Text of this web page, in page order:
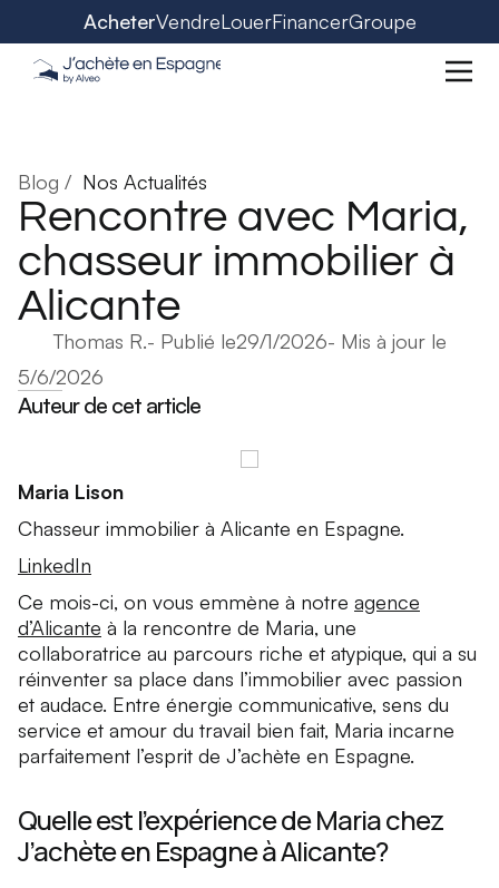
AcheterVendreLouerFinancerGroupe
Blog / Nos Actualités
Rencontre avec Maria,
chasseur immobilier à
Alicante
Thomas R.- Publié le29/1/2026- Mis à jour le
5/6/2026
Auteur de cet article
Maria Lison
Chasseur immobilier à Alicante en Espagne.
LinkedIn
Ce mois-ci, on vous emmène à notre agence
d’Alicante à la rencontre de Maria, une
collaboratrice au parcours riche et atypique, qui a su
réinventer sa place dans l’immobilier avec passion
et audace. Entre énergie communicative, sens du
service et amour du travail bien fait, Maria incarne
parfaitement l’esprit de J’achète en Espagne.
Quelle est l’expérience de Maria chez
J’achète en Espagne à Alicante?